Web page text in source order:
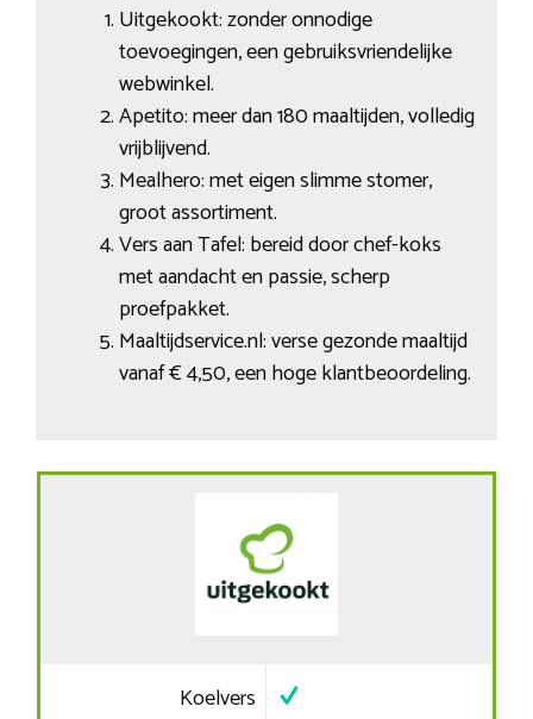
Uitgekookt: zonder onnodige
toevoegingen, een gebruiksvriendelijke
webwinkel.
Apetito: meer dan 180 maaltijden, volledig
vrijblijvend.
Mealhero: met eigen slimme stomer,
groot assortiment.
Vers aan Tafel: bereid door chef-koks
met aandacht en passie, scherp
proefpakket.
Maaltijdservice.nl: verse gezonde maaltijd
vanaf € 4,50, een hoge klantbeoordeling.
Koelvers